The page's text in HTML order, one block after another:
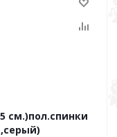
см.)пол.спинки